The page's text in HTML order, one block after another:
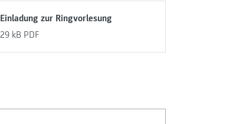
Einladung zur Ringvorlesung
29 kB PDF